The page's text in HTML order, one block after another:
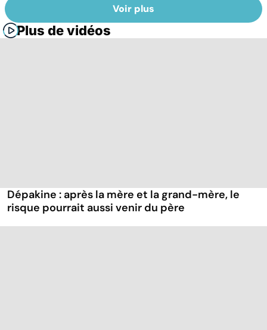
Voir plus
Plus de vidéos
Dépakine : après la mère et la grand-mère, le
risque pourrait aussi venir du père